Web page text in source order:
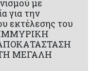
με
για την
εκτέλεσης του
ΜΕΓΑΛΗ